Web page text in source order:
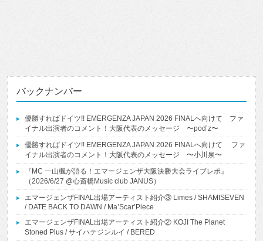
バックナンバー
優勝すればドイツ!! EMERGENZA JAPAN 2026 FINALへ向けて ファ
イナル出演者のコメント！大阪代表のメッセージ 〜pod’z〜
優勝すればドイツ!! EMERGENZA JAPAN 2026 FINALへ向けて ファ
イナル出演者のコメント！大阪代表のメッセージ 〜小川泉〜
『MC 一山楓が語る！エマージェンザ大阪決勝大会ライブレポ』
（2026/6/27 @心斎橋Music club JANUS）
エマージェンザFINAL出場アーティスト紹介③ Limes / SHAMISEVEN
/ DATE BACK TO DAWN / Ma’Scar’Piece
エマージェンザFINAL出場アーティスト紹介② KOJI The Planet
Stoned Plus / サイハテジンルイ / BERED